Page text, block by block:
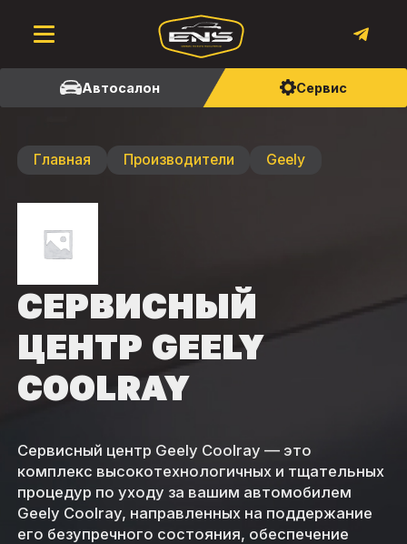
Автосалон Сервис
Главная Производители Geely
СЕРВИСНЫЙ
ЦЕНТР GEELY
COOLRAY
Сервисный центр Geely Coolray — это
комплекс высокотехнологичных и тщательных
процедур по уходу за вашим автомобилем
Geely Coolray, направленных на поддержание
его безупречного состояния, обеспечение